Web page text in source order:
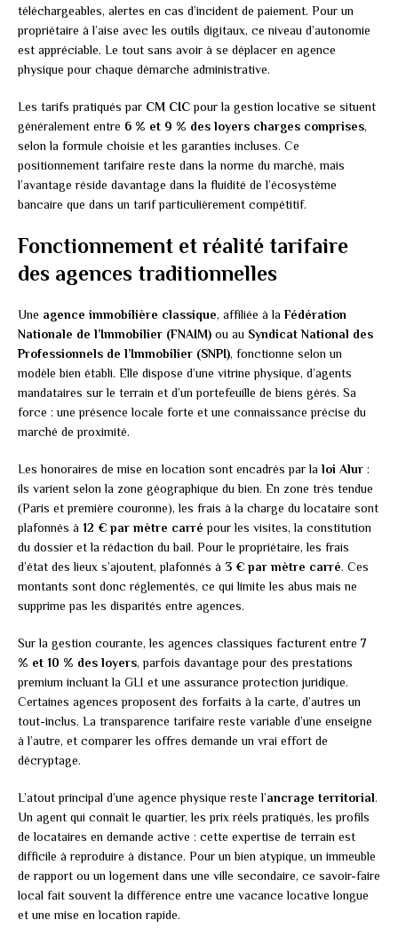
téléchargeables, alertes en cas d’incident de paiement. Pour un
propriétaire à l’aise avec les outils digitaux, ce niveau d’autonomie
est appréciable. Le tout sans avoir à se déplacer en agence
physique pour chaque démarche administrative.
Les tarifs pratiqués par CM CICpour la gestion locative se situent
généralement entre 6 % et 9 % des loyers charges comprises,
selon la formule choisie et les garanties incluses. Ce
positionnement tarifaire reste dans la norme du marché, mais
l’avantage réside davantage dans la fluidité de l’écosystème
bancaire que dans un tarif particulièrement compétitif.
Fonctionnement et réalité tarifaire
des agences traditionnelles
Une agence immobilière classique, affiliée à la Fédération
Nationale de l’Immobilier (FNAIM) ou au Syndicat National des
Professionnels de l’Immobilier (SNPI), fonctionne selon un
modèle bien établi. Elle dispose d’une vitrine physique, d’agents
mandataires sur le terrain et d’un portefeuille de biens gérés. Sa
force : une présence locale forte et une connaissance précise du
marché de proximité.
Les honoraires de mise en location sont encadrés par la loi Alur :
ils varient selon la zone géographique du bien. En zone très tendue
(Paris et première couronne), les frais à la charge du locataire sont
plafonnés à 12 € par mètre carré pour les visites, la constitution
du dossier et la rédaction du bail. Pour le propriétaire, les frais
d’état des lieux s’ajoutent, plafonnés à 3 € par mètre carré. Ces
montants sont donc réglementés, ce qui limite les abus mais ne
supprime pas les disparités entre agences.
Sur la gestion courante, les agences classiques facturent entre 7
% et 10 % des loyers, parfois davantage pour des prestations
premium incluant la GLI et une assurance protection juridique.
Certaines agences proposent des forfaits à la carte, d’autres un
tout-inclus. La transparence tarifaire reste variable d’une enseigne
à l’autre, et comparer les offres demande un vrai effort de
décryptage.
L’atout principal d’une agence physique reste l’ancrage territorial.
Un agent qui connaît le quartier, les prix réels pratiqués, les profils
de locataires en demande active : cette expertise de terrain est
difficile à reproduire à distance. Pour un bien atypique, un immeuble
de rapport ou un logement dans une ville secondaire, ce savoir-faire
local fait souvent la différence entre une vacance locative longue
et une mise en location rapide.